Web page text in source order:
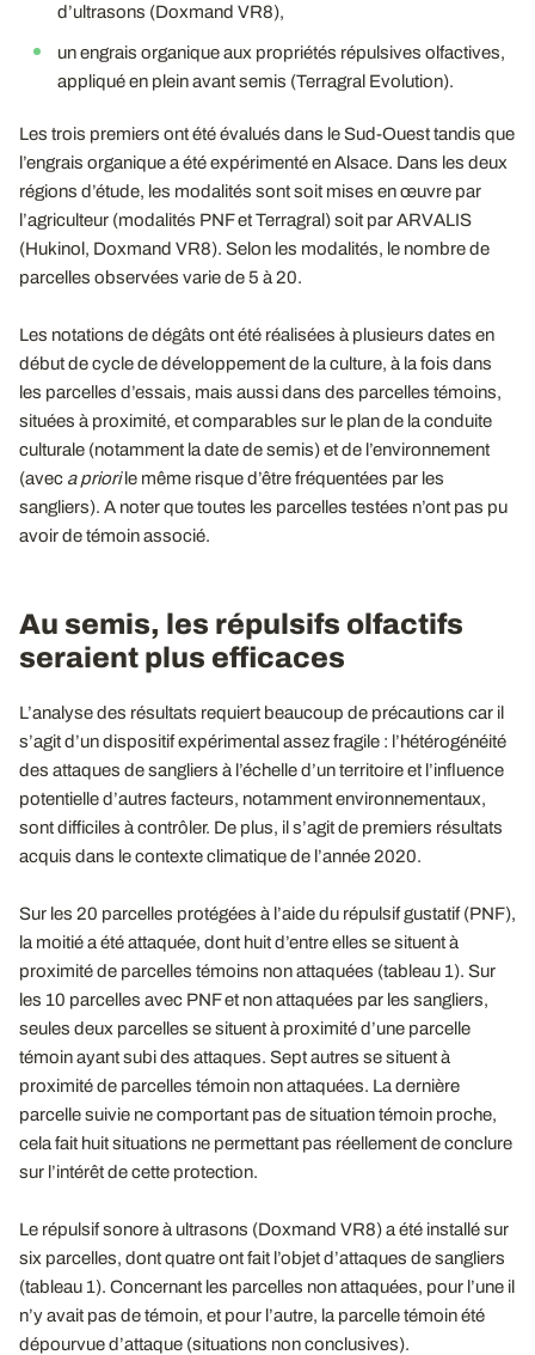
d’ultrasons (Doxmand VR8),
un engrais organique aux propriétés répulsives olfactives,
appliqué en plein avant semis (Terragral Evolution).
Les trois premiers ont été évalués dans le Sud-Ouest tandis que
l’engrais organique a été expérimenté en Alsace. Dans les deux
régions d’étude, les modalités sont soit mises en œuvre par
l’agriculteur (modalités PNF et Terragral) soit par ARVALIS
(Hukinol, Doxmand VR8). Selon les modalités, le nombre de
parcelles observées varie de 5 à 20.
Les notations de dégâts ont été réalisées à plusieurs dates en
début de cycle de développement de la culture, à la fois dans
les parcelles d’essais, mais aussi dans des parcelles témoins,
situées à proximité, et comparables sur le plan de la conduite
culturale (notamment la date de semis) et de l’environnement
(avec a priorile même risque d’être fréquentées par les
sangliers). A noter que toutes les parcelles testées n’ont pas pu
avoir de témoin associé.
Au semis, les répulsifs olfactifs
seraient plus efficaces
L’analyse des résultats requiert beaucoup de précautions car il
s’agit d’un dispositif expérimental assez fragile : l’hétérogénéité
des attaques de sangliers à l’échelle d’un territoire et l’influence
potentielle d’autres facteurs, notamment environnementaux,
sont difficiles à contrôler. De plus, il s’agit de premiers résultats
acquis dans le contexte climatique de l’année 2020.
Sur les 20 parcelles protégées à l’aide du répulsif gustatif (PNF),
la moitié a été attaquée, dont huit d’entre elles se situent à
proximité de parcelles témoins non attaquées (tableau 1). Sur
les 10 parcelles avec PNF et non attaquées par les sangliers,
seules deux parcelles se situent à proximité d’une parcelle
témoin ayant subi des attaques. Sept autres se situent à
proximité de parcelles témoin non attaquées. La dernière
parcelle suivie ne comportant pas de situation témoin proche,
cela fait huit situations ne permettant pas réellement de conclure
sur l’intérêt de cette protection.
Le répulsif sonore à ultrasons (Doxmand VR8) a été installé sur
six parcelles, dont quatre ont fait l’objet d’attaques de sangliers
(tableau 1). Concernant les parcelles non attaquées, pour l’une il
n’y avait pas de témoin, et pour l’autre, la parcelle témoin été
dépourvue d’attaque (situations non conclusives).